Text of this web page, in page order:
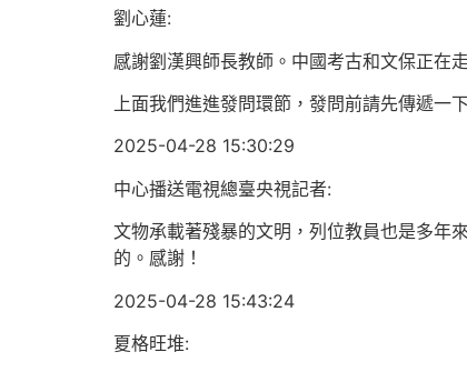
劉心蓮:
感謝劉漢興師長教師。中國考古和文保正在
上面我們進進發問環節，發問前請先傳遞一
2025-04-28 15:30:29
中心播送電視總臺央視記者:
文物承載著殘暴的文明，列位教員也是多年
的。感謝！
2025-04-28 15:43:24
夏格旺堆: